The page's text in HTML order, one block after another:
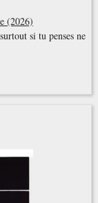
(2026)
si tu penses ne